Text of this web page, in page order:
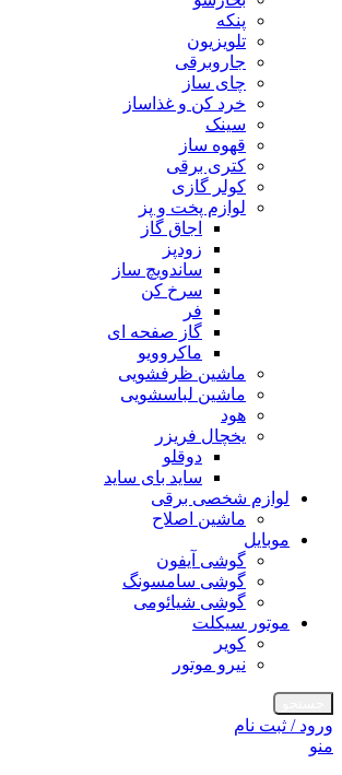
پنکه
تلویزیون
جاروبرقی
چای ساز
خرد کن و غذاساز
سینک
قهوه ساز
کتری برقی
کولر گازی
لوازم پخت و پز
اجاق گاز
زودپز
ساندویچ ساز
سرخ کن
فر
گاز صفحه ای
ماکروویو
ماشین ظرفشویی
ماشین لباسشویی
هود
یخچال فریزر
دوقلو
ساید بای ساید
لوازم شخصی برقی
ماشین اصلاح
موبایل
گوشی آیفون
گوشی سامسونگ
گوشی شیائومی
موتور سیکلت
کویر
نیرو موتور
ورود / ثبت نام
منو